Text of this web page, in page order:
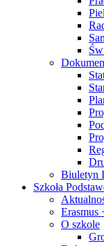
Biuletyn
Szkoła
Erasmus
O szkole